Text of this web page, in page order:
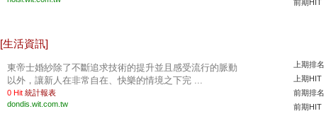
前期HIT
[生活資訊]
東帝士婚紗除了不斷追求技術的提升並且感受流行的脈動
以外，讓新人在非常自在、快樂的情境之下完 ...
0 Hit 統計報表
dondis.wit.com.tw
上期排名
上期HIT
前期排名
前期HIT